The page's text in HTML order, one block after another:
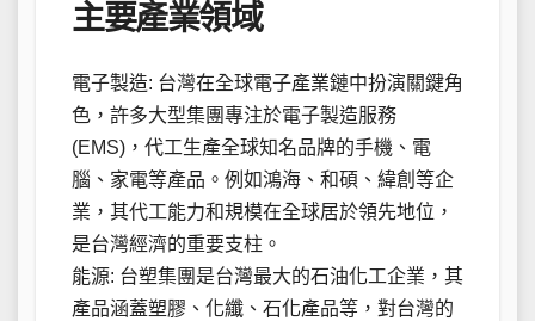
主要產業領域
電子製造: 台灣在全球電子產業鏈中扮演關鍵角
色，許多大型集團專注於電子製造服務
(EMS)，代工生產全球知名品牌的手機、電
腦、家電等產品。例如鴻海、和碩、緯創等企
業，其代工能力和規模在全球居於領先地位，
是台灣經濟的重要支柱。
能源: 台塑集團是台灣最大的石油化工企業，其
產品涵蓋塑膠、化纖、石化產品等，對台灣的